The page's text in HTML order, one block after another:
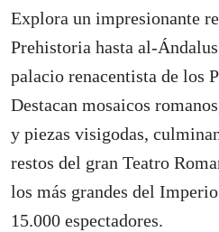
Explora un impresionante
Prehistoria hasta al-
palacio renacentista de los
Destacan mosaicos
y piezas visigodas,
restos del gran Teatro
los más grandes del
15.000 espectadores.